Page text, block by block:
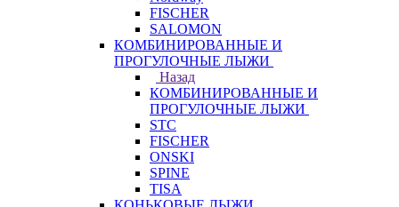
FISCHER
SALOMON
КОМБИНИРОВАННЫЕ И
ПРОГУЛОЧНЫЕ ЛЫЖИ
Назад
КОМБИНИРОВАННЫЕ И
ПРОГУЛОЧНЫЕ ЛЫЖИ
STC
FISCHER
ONSKI
SPINE
TISA